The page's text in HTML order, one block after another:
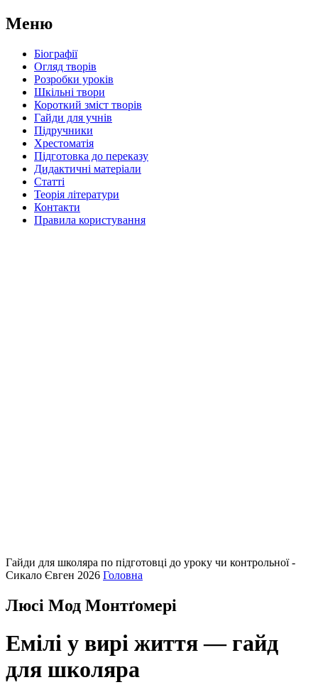
Меню
Біографії
Огляд творів
Розробки уроків
Шкільні твори
Короткий зміст творів
Гайди для учнів
Підручники
Хрестоматія
Підготовка до переказу
Дидактичні матеріали
Статті
Теорія літератури
Контакти
Правила користування
Гайди для школяра по підготовці до уроку чи контрольної -
Сикало Євген 2026 Головна
Люсі Мод Монтґомері
Емілі у вирі життя — гайд
для школяра